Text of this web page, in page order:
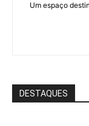
Um espaço
DESTAQUES